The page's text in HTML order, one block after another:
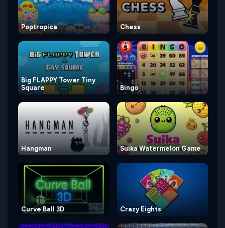
Poptropica Chess
Big FLAPPY Tower Tiny
Square
Bingo
Hangman Suika Watermelon Game
Curve Ball 3D Crazy Eights